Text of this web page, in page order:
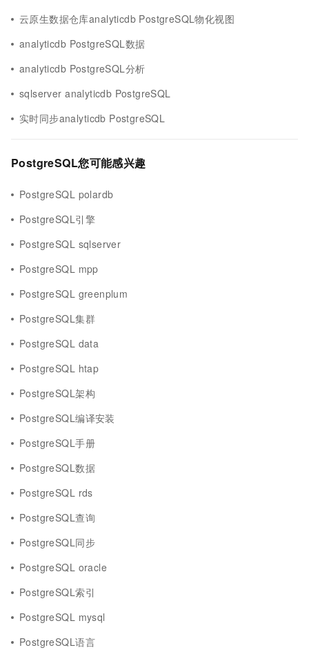
云原生数据仓库analyticdb PostgreSQL物化视图
analyticdb PostgreSQL数据
analyticdb PostgreSQL分析
sqlserver analyticdb PostgreSQL
实时同步analyticdb PostgreSQL
PostgreSQL您可能感兴趣
PostgreSQL polardb
PostgreSQL引擎
PostgreSQL sqlserver
PostgreSQL mpp
PostgreSQL greenplum
PostgreSQL集群
PostgreSQL data
PostgreSQL htap
PostgreSQL架构
PostgreSQL编译安装
PostgreSQL手册
PostgreSQL数据
PostgreSQL rds
PostgreSQL查询
PostgreSQL同步
PostgreSQL oracle
PostgreSQL索引
PostgreSQL mysql
PostgreSQL语言